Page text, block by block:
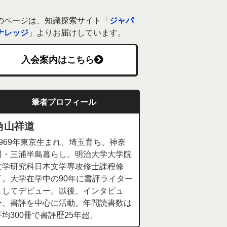
ページは、知識探索サイト「 ジャパ
レッジ 」よりお届けしています。
入会案内はこちら
筆者プロフィール
山祥道
年東京生まれ、埼玉育ち、神奈
・三浦半島暮らし。明治大学大学院
学研究科日本文学専攻修士課程修
。大学在学中の90年に書評ライター
してデビュー。以後、インタビュ
、書評を中心に活動。年間読書数は
均300冊で書評歴25年超。